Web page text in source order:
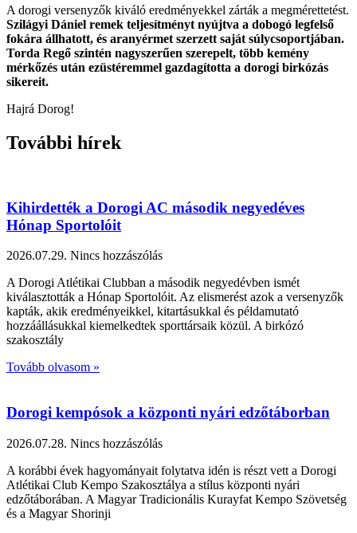
A dorogi versenyzők kiváló eredményekkel zárták a megmérettetést.
Szilágyi Dániel remek teljesítményt nyújtva a dobogó legfelső
fokára állhatott, és aranyérmet szerzett saját súlycsoportjában.
Torda Regő szintén nagyszerűen szerepelt, több kemény
mérkőzés után ezüstéremmel gazdagította a dorogi birkózás
sikereit.
Hajrá Dorog!
További hírek
Kihirdették a Dorogi AC második negyedéves
Hónap Sportolóit
2026.07.29. Nincs hozzászólás
A Dorogi Atlétikai Clubban a második negyedévben ismét
kiválasztották a Hónap Sportolóit. Az elismerést azok a versenyzők
kapták, akik eredményeikkel, kitartásukkal és példamutató
hozzáállásukkal kiemelkedtek sporttársaik közül. A birkózó
szakosztály
Tovább olvasom »
Dorogi kempósok a központi nyári edzőtáborban
2026.07.28. Nincs hozzászólás
A korábbi évek hagyományait folytatva idén is részt vett a Dorogi
Atlétikai Club Kempo Szakosztálya a stílus központi nyári
edzőtáborában. A Magyar Tradicionális Kurayfat Kempo Szövetség
és a Magyar Shorinji